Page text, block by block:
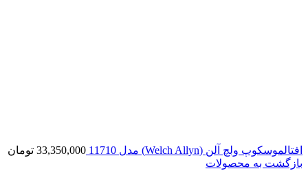
افتالموسکوپ ولچ آلن (Welch Allyn) مدل 11710 33,350,000 تومان
بازگشت به محصولات